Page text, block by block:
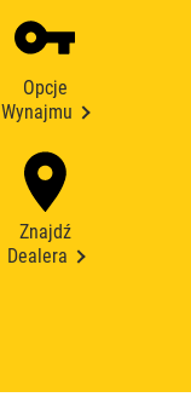
Opcje
Wynajmu
Znajdź
Dealera